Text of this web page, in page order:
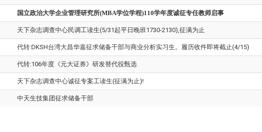
国立政治大学企业管理研究所(MBA学位学程)110学年度诚征专任教师启事
天下杂志调查中心民调工读生(5/31起平日晚班1730-2130),征满为止
代转:DKSH台湾大昌华嘉征求储备干部与商业分析实习生。履历收件即将截止(4/15)
代转:106年度《元大证券》研发替代役甄选
天下杂志调查中心诚征专案工读生(征满为止)!
中天生技集团征求储备干部